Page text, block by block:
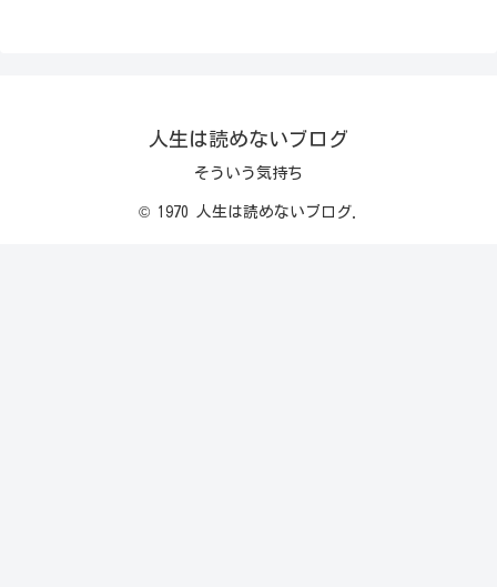
人生は読めないブログ
そういう気持ち
© 1970 人生は読めないブログ.